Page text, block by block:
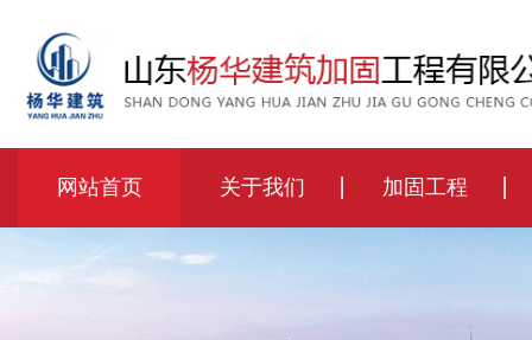
网站首页 关于我们 加固工程